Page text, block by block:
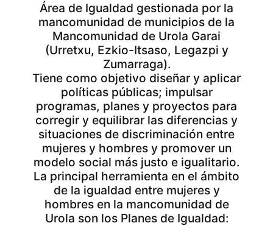
Área de Igualdad gestionada por la
mancomunidad de municipios de la
Mancomunidad de Urola Garai
(Urretxu, Ezkio-Itsaso, Legazpi y
Zumarraga).
Tiene como objetivo diseñar y aplicar
políticas públicas; impulsar
programas, planes y proyectos para
corregir y equilibrar las diferencias y
situaciones de discriminación entre
mujeres y hombres y promover un
modelo social más justo e igualitario.
La principal herramienta en el ámbito
de la igualdad entre mujeres y
hombres en la mancomunidad de
Urola son los Planes de Igualdad: